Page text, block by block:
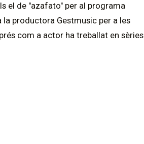
el de "azafato" per al programa
productora Gestmusic per a les
com a actor ha treballat en sèries